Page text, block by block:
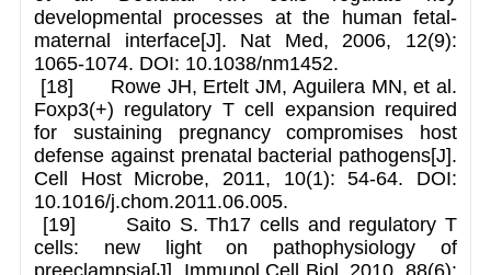
developmental processes at the human fetal-
maternal interface[J]. Nat Med, 2006, 12(9):
1065-1074. DOI: 10.1038/nm1452.
[18] Rowe JH, Ertelt JM, Aguilera MN, et al.
Foxp3(+) regulatory T cell expansion required
for sustaining pregnancy compromises host
defense against prenatal bacterial pathogens[J].
Cell Host Microbe, 2011, 10(1): 54-64. DOI:
10.1016/j.chom.2011.06.005.
[19] Saito S. Th17 cells and regulatory T
cells: new light on pathophysiology of